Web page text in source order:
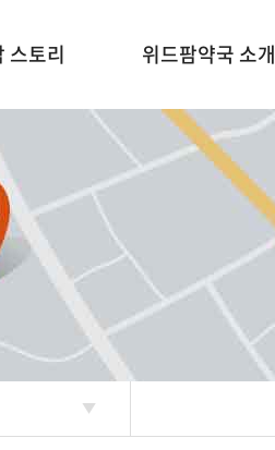
스토리
사말
위드팜약국 소개
위드팜약국 찾기
위드팜약국 둘러보기